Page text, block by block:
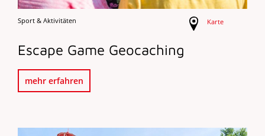
Sport & Aktivitäten Karte
Escape Game Geocaching
mehr erfahren